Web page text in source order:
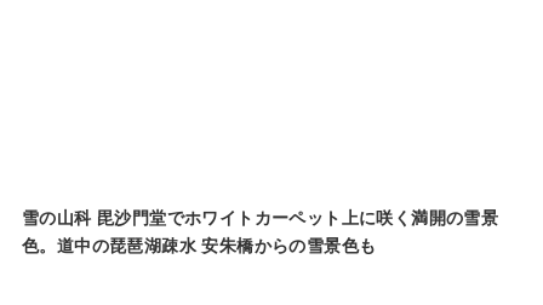
雪の山科 毘沙門堂でホワイトカーペット上に咲く満開の雪景
色。道中の琵琶湖疎水 安朱橋からの雪景色も